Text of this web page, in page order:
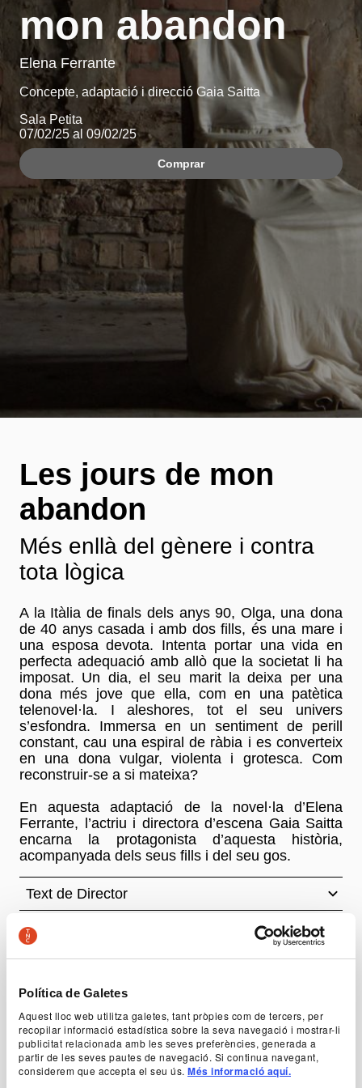
Política de Galetes
Aquest lloc web utilitza galetes, tant pròpies com de tercers, per
recopilar informació estadística sobre la seva navegació i mostrar-li
publicitat relacionada amb les seves preferències, generada a
partir de les seves pautes de navegació. Si continua navegant,
considerem que accepta el seu ús. Més informació aquí.
mon abandon
Elena Ferrante
Concepte, adaptació i direcció Gaia Saitta
Sala Petita
07/02/25 al 09/02/25
Comprar
Les jours de mon
abandon
Més enllà del gènere i contra
tota lògica
A la Itàlia de finals dels anys 90, Olga, una dona
de 40 anys casada i amb dos fills, és una mare i
una esposa devota. Intenta portar una vida en
perfecta adequació amb allò que la societat li ha
imposat. Un dia, el seu marit la deixa per una
dona més jove que ella, com en una patètica
telenovel·la. I aleshores, tot el seu univers
s’esfondra. Immersa en un sentiment de perill
constant, cau una espiral de ràbia i es converteix
en una dona vulgar, violenta i grotesca. Com
reconstruir-se a si mateixa?
En aquesta adaptació de la novel·la d’Elena
Ferrante, l’actriu i directora d’escena Gaia Saitta
encarna la protagonista d’aquesta història,
acompanyada dels seus fills i del seu gos.
Text de Director
Autoria
Gaia Saitta
Text i dramatúrgia